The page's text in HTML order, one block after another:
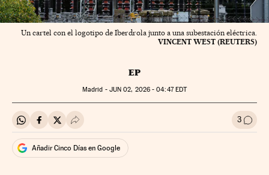
Un cartel con el logotipo de Iberdrola junto a una subestación eléctrica.
VINCENT WEST (REUTERS)
EP
Madrid - JUN 02, 2026 - 04:47EDT
Compartir en Whatsapp
Compartir en Facebook
Compartir en Twitter
Desplegar Redes Sociales 3 Ir a
Añadir Cinco Días en Google